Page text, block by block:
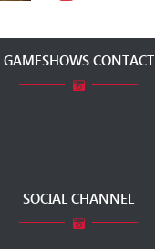
GAMESHOWS CONTACT
SOCIAL CHANNEL